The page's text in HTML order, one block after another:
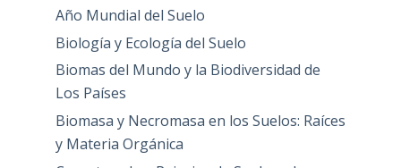
Año Mundial del Suelo
Biología y Ecología del Suelo
Biomas del Mundo y la Biodiversidad de
Los Países
Biomasa y Necromasa en los Suelos: Raíces
y Materia Orgánica